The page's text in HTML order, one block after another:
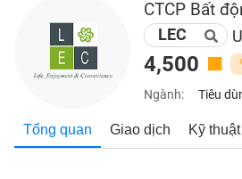
CTCP Bất
LEC
4,500
Ngành: Tiêu
Tổng quan Giao dịch Kỹ thuật
CHỨNG
KHOÁN
NGHIỆP